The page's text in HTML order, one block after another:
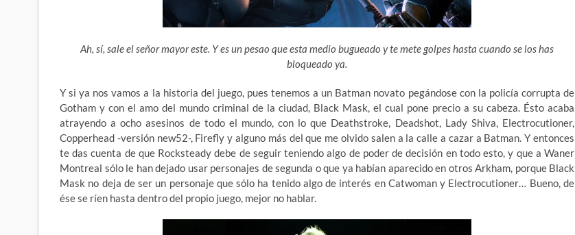
Ah, sí, sale el señor mayor este. Y es un pesao que esta medio bugueado y te mete golpes hasta cuando se los has
bloqueado ya.
Y si ya nos vamos a la historia del juego, pues tenemos a un Batman novato pegándose con la policía corrupta de
Gotham y con el amo del mundo criminal de la ciudad, Black Mask, el cual pone precio a su cabeza. Ésto acaba
atrayendo a ocho asesinos de todo el mundo, con lo que Deathstroke, Deadshot, Lady Shiva, Electrocutioner,
Copperhead -versión new52-, Firefly y alguno más del que me olvido salen a la calle a cazar a Batman. Y entonces
te das cuenta de que Rocksteady debe de seguir teniendo algo de poder de decisión en todo esto, y que a Waner
Montreal sólo le han dejado usar personajes de segunda o que ya habían aparecido en otros Arkham, porque Black
Mask no deja de ser un personaje que sólo ha tenido algo de interés en Catwoman y Electrocutioner… Bueno, de
ése se ríen hasta dentro del propio juego, mejor no hablar.